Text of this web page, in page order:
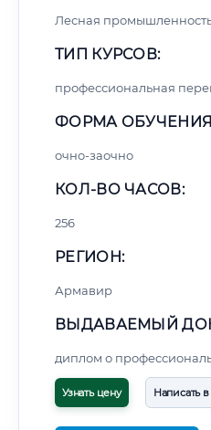
Лесная
ТИП КУРСОВ:
профессиональная
ФОРМА
очно-заочно
КОЛ-ВО ЧАСОВ:
256
РЕГИОН:
Армавир
ВЫДАВАЕМЫЙ
диплом о
Узнать цену Написать